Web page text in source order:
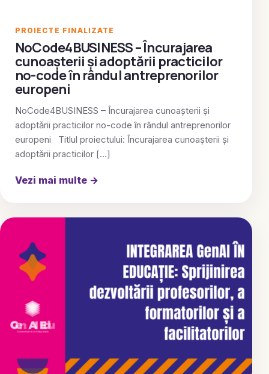
PROIECTE FINALIZATE
NoCode4BUSINESS – Încurajarea
cunoașterii și adoptării practicilor
no-code în rândul antreprenorilor
europeni
NoCode4BUSINESS – Încurajarea cunoașterii și
adoptării practicilor no-code în rândul antreprenorilor
europeni Titlul proiectului: Încurajarea cunoașterii și
adoptării practicilor […]
Vezi mai multe →